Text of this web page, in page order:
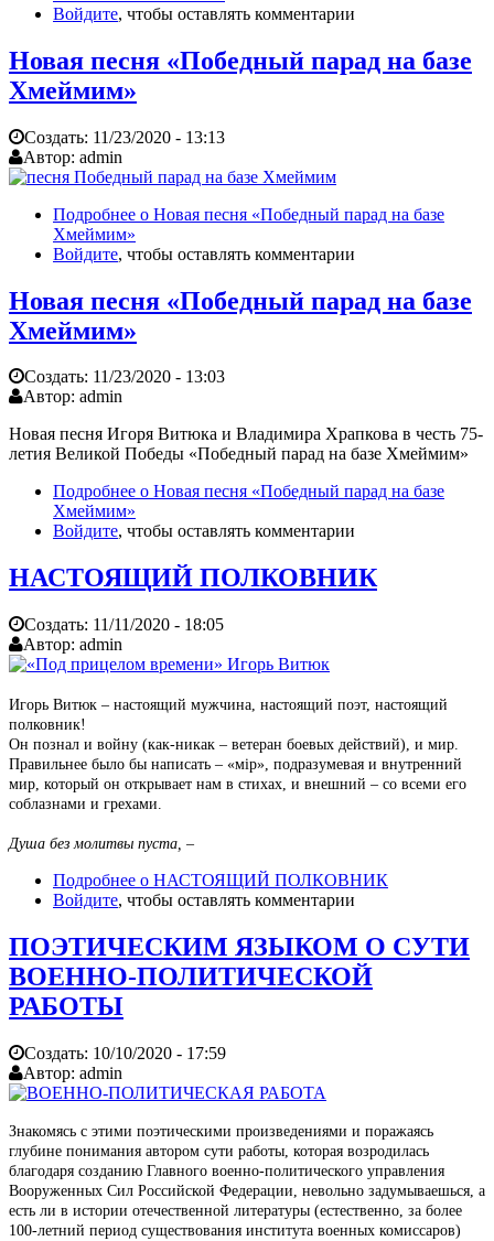
Войдите, чтобы оставлять комментарии
Новая песня «Победный парад на базе
Хмеймим»
Создать: 11/23/2020 - 13:13
Автор: admin
Подробнее о Новая песня «Победный парад на базе
Хмеймим»
Войдите, чтобы оставлять комментарии
Новая песня «Победный парад на базе
Хмеймим»
Создать: 11/23/2020 - 13:03
Автор: admin
Новая песня Игоря Витюка и Владимира Храпкова в честь 75-
летия Великой Победы «Победный парад на базе Хмеймим»
Подробнее о Новая песня «Победный парад на базе
Хмеймим»
Войдите, чтобы оставлять комментарии
НАСТОЯЩИЙ ПОЛКОВНИК
Создать: 11/11/2020 - 18:05
Автор: admin
Игорь Витюк – настоящий мужчина, настоящий поэт, настоящий
полковник!
Он познал и войну (как-никак – ветеран боевых действий), и мир.
Правильнее было бы написать – «мiр», подразумевая и внутренний
мир, который он открывает нам в стихах, и внешний – со всеми его
соблазнами и грехами.
Душа без молитвы пуста, –
Подробнее о НАСТОЯЩИЙ ПОЛКОВНИК
Войдите, чтобы оставлять комментарии
ПОЭТИЧЕСКИМ ЯЗЫКОМ О СУТИ
ВОЕННО-ПОЛИТИЧЕСКОЙ
РАБОТЫ
Создать: 10/10/2020 - 17:59
Автор: admin
Знакомясь с этими поэтическими произведениями и поражаясь
глубине понимания автором сути работы, которая возродилась
благодаря созданию Главного военно-политического управления
Вооруженных Сил Российской Федерации, невольно задумываешься, а
есть ли в истории отечественной литературы (естественно, за более
100-летний период существования института военных комиссаров)